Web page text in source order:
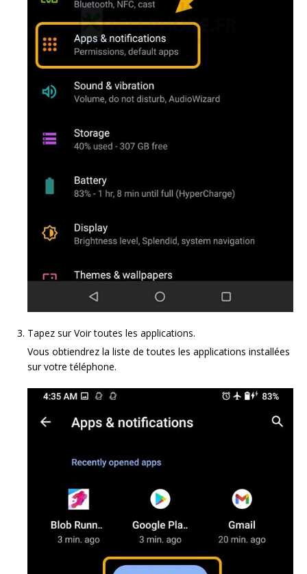
Tapez sur Voir toutes les applications.
Vous obtiendrez la liste de toutes les applications installées
sur votre téléphone.